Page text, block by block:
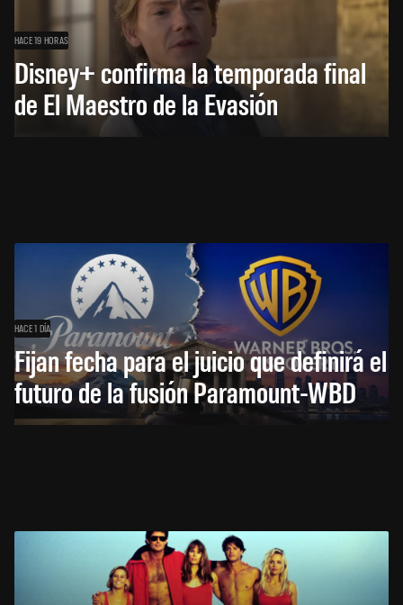
HACE 19 HORAS
Disney+ confirma la temporada final
de El Maestro de la Evasión
HACE 1 DÍA
Fijan fecha para el juicio que definirá el
futuro de la fusión Paramount-WBD